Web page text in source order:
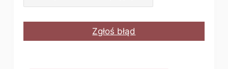
Zgłoś błąd